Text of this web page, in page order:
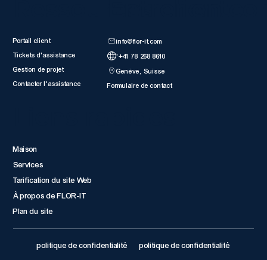
Portail client
Tickets d'assistance
Gestion de projet
Contacter l'assistance
info@flor-it.com
'+41 78 268 8610
Genève, Suisse
Formulaire de contact
Maison
Services
Tarification du site Web
À propos de FLOR-IT
Plan du site
politique de confidentialité politique de confidentialité